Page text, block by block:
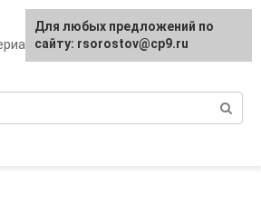
монтаж и
Для любых предложений по
сайту: rsorostov@cp9.ru